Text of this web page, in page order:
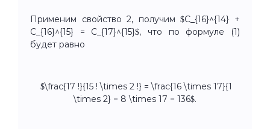
Применим свойство 2, получим $C_{16}^{14} +
C_{16}^{15} = C_{17}^{15}$, что по формуле (1)
будет равно
$\frac{17 !}{15 ! \times 2 !} = \frac{16 \times 17}{1
\times 2} = 8 \times 17 = 136$.